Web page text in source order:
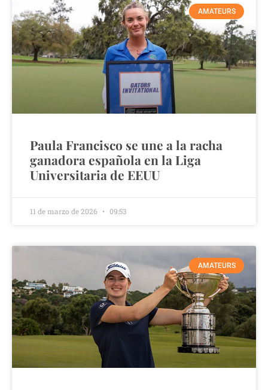
AMATEURS
Paula Francisco se une a la racha
ganadora española en la Liga
Universitaria de EEUU
11 de marzo de 2026 09:53
AMATEURS